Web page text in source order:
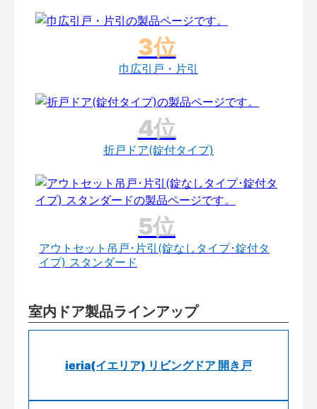
巾広引戸・片引
折戸ドア(錠付タイプ)
アウトセット吊戸･片引(錠なしタイプ･錠付タ
イプ) スタンダード
室内ドア製品ラインアップ
ieria(イエリア) リビングドア 開き戸